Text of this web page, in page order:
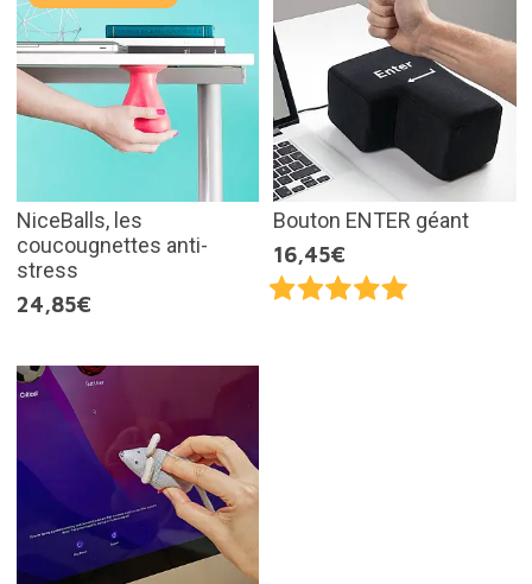
NiceBalls, les
coucougnettes anti-
stress
24,85€
Bouton ENTER géant
16,45€